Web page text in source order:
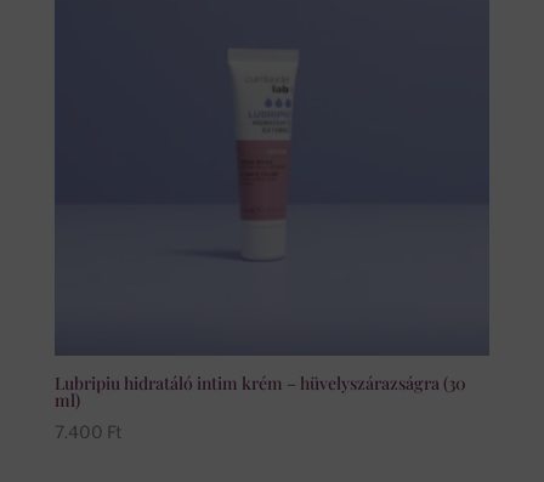
Lubripiu hidratáló intim krém – hüvelyszárazságra (30
ml)
7.400 Ft